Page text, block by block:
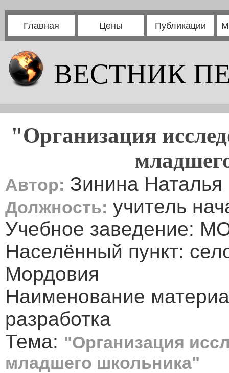
Главная Цены Публикации
ВЕСТНИК
"Организация
Автор: Зинина
Должность: учитель
Учебное заведение:
Населённый пункт:
Мордовия
Наименование
разработка
Тема: "Организация
младшего школьника"